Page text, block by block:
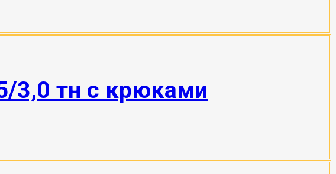
3,0 тн с крюками